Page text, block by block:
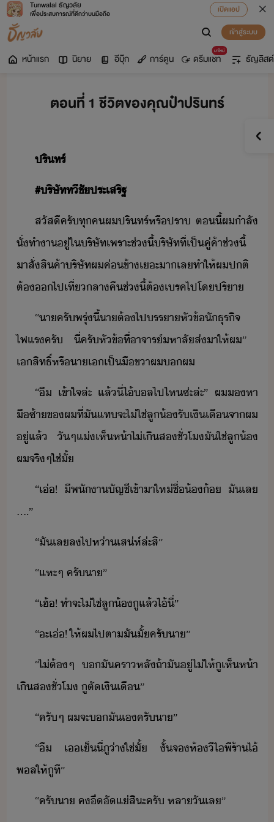
Tunwalai ธัญวลัย
เพื่อประสบการณ์ที่ดีกว่าบนมือถือ
เปิดแอป
เข้าสู่ระบบ
หน้าแรก นิยาย อีบุ๊ก การ์ตูน
มาใหม่
ดรีมแชท ธัญลิสต์
ตอนที่ 1 ชีวิตของคุณป๋าปรินทร์
ปริทร์
#​ริษัท​ทีชั​ประเสริฐ
สัสี​ครั​ทุค​ผ​ปริทร์​หรื​ปรา​ ​ตี้​ผ​ำลั​
ั่​ทำา​ู่​ใ​ริษัท​เพราะ​ช่ี้​ริษัท​ที่​เป็​คู่​ค้า​ช่ี้​
าสั​่​สิค้า​ริษัท​ผ​ค่ข้า​เะ​า​เล​ทำให้​ผ​ปติ​
ต้​​ไปเที่​ลาคื​ช่ี้​ต้​เรค​ไป​โปริา
“​า​ครั​พรุ่ี้​า​ต้​ไป​รรา​หัข้​ัธุริจ​
ไฟแร​ครั​ ​ี่​ครั​หัข้​ที่​าจาร์​หาลั​ส่​า​ให้​ผ​”​ ​
เสิทธิ์​หรื​า​เ​เป็​ืขา​ผ​​ผ
“​ื​ ​เข้าใจ​ล่ะ​ ​แล้​ี่​ไ้​ล​ไป​ไหซ​่ะ​ล่ะ​”​ ​ผ​หา​
ืซ้า​ข​ผ​ที่​ั​แทจะ​ไ่ใช่​ลู้​รัเิ​เื​จา​ผ​
ู่​แล้​ ​ั​ๆ​แ่​เห็​ห้า​ไ่​เิ​ส​ชั่โ​ั​ใช่​ลู้​
ผ​จริๆ​ใช่​ั้
“​เ่​!​ ​ีพ​ั​า​ัญชี​เข้าา​ให่​ชื่​้​้​ ​ั​เล​
…​.​”
“​ั​เล​ล​ไป​ห่า​เส่ห์​ล่ะ​สิ​”
“​แหะๆ​ ​ครั​า​”​
“​เฮ้​!​ ​ทำ​จะ​ไ่ใช่​ลู้​ู​แล้​ไ้​ี่​”
“​ะ​เ่​!​ ​ให้​ผ​ไป​ตา​ั​ั้​ครั​า​”​
“​ไ่ต้​ๆ​ ​​ั​คราหลั​ถ้า​ั​ู่​ไ่​ให้​ู​เห็​ห้า​
เิ​ส​ชั่โ​ ​ู​ตัเิเื​”
“​ครั​ๆ​ ​ผ​จะ​​ั​เ​ครั​า​”
“​ื​ ​เ​เ็​ี่​ู​่า​ใช่​ั้​ ​ั้​จ​ห้​ีไพี​ร้า​ไ้​
พล​ให้​ู​ที​”
“​ครั​า​ ​ค​ึั​แ่​สิะ​ครั​ ​หลา​ั​เล​”